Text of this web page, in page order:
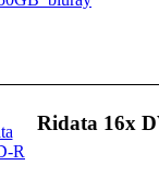
Ridata 16x